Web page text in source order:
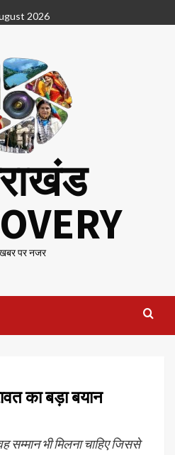
2026
पर नजर
का बड़ा बयान
सम्मान भी मिलना चाहिए जिससे